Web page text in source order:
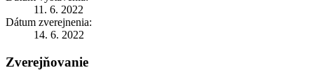
11. 6. 2022
Dátum zverejnenia:
14. 6. 2022
Zverejňovanie